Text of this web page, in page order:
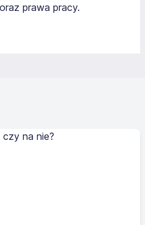
prawa pracy.